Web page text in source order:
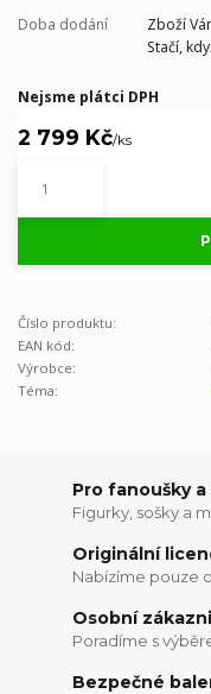
Doba dodání
Zboží
Stačí,
Nejsme plátci DPH
2 799 Kč/ks
Číslo produktu:
EAN kód:
Výrobce:
Téma:
Pro fanoušky
Figurky, sošky a
Originální
Nabízíme pouze
Osobní
Poradíme s
Bezpečné